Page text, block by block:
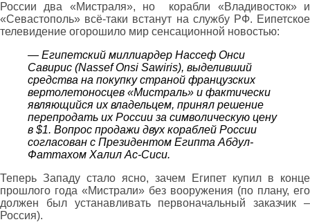
России два «Мистраля», но корабли «Владивосток» и
«Севастополь» всё-таки встанут на службу РФ. Еипетское
телевидение огорошило мир сенсационной новостью:
— Египетский миллиардер Нассеф Онси
Савирис (Nassef Onsi Sawiris), выделивший
средства на покупку страной французских
вертолетоносцев «Мистраль» и фактически
являющийся их владельцем, принял решение
перепродать их России за символическую цену
в $1. Вопрос продажи двух кораблей России
согласован с Президентом Египта Абдул-
Фаттахом Халил Ас-Сиси.
Теперь Западу стало ясно, зачем Египет купил в конце
прошлого года «Мистрали» без вооружения (по плану, его
должен был устанавливать первоначальный заказчик –
Россия).